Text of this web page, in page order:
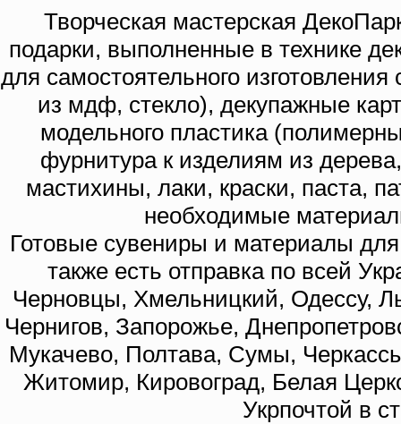
Творческая мастерская
подарки, выполненные в технике
для самостоятельного
из мдф, стекло), декупажные
модельного пластика
фурнитура к изделиям из
мастихины, лаки, краски, паста,
необходимые
Готовые сувениры и материалы
также есть отправка по всей
Черновцы, Хмельницкий, Одессу,
Чернигов, Запорожье,
Мукачево, Полтава, Сумы,
Житомир, Кировоград, Белая
Укрпочтой в